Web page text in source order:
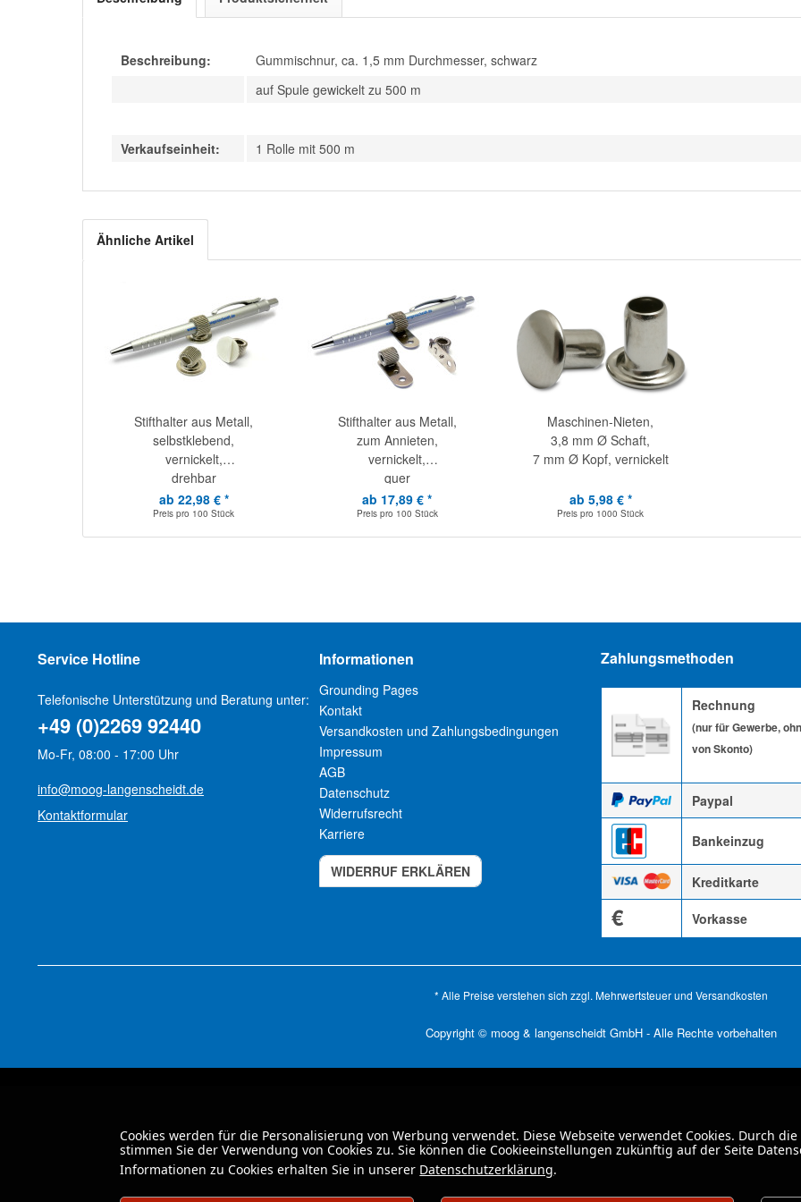
Beschreibung:
Gummischnur, ca. 1,5 mm Durchmesser, schwarz
auf Spule gewickelt zu 500 m
Verkaufseinheit: 1 Rolle mit 500 m
Ähnliche Artikel
Stifthalter aus Metall,
selbstklebend,
vernickelt,
drehbar
ab 22,98 € *
Preis pro 100 Stück
Stifthalter aus Metall,
zum Annieten,
vernickelt,
quer
ab 17,89 € *
Preis pro 100 Stück
Maschinen-Nieten,
3,8 mm Ø Schaft,
7 mm Ø Kopf, vernickelt
ab 5,98 € *
Preis pro 1000 Stück
Service Hotline
Telefonische Unterstützung und Beratung unter:
+49 (0)2269 92440
Mo-Fr, 08:00 - 17:00 Uhr
info@moog-langenscheidt.de
Kontaktformular
Informationen
Grounding Pages
Kontakt
Versandkosten und Zahlungsbedingungen
Impressum
AGB
Datenschutz
Widerrufsrecht
Karriere
WIDERRUF ERKLÄREN
Zahlungsmethoden
Rechnung
(nur für Gewerbe,
von Skonto)
Paypal
Bankeinzug
Kreditkarte
€ Vorkasse
* Alle Preise verstehen sich zzgl. Mehrwertsteuer und Versandkosten
Copyright © moog & langenscheidt GmbH - Alle Rechte vorbehalten
Cookies werden für die Personalisierung von Werbung verwendet. Diese Webseite verwendet Cookies. Durch
stimmen Sie der Verwendung von Cookies zu. Sie können die Cookieeinstellungen zukünftig auf der Seite
Informationen zu Cookies erhalten Sie in unserer Datenschutzerklärung.